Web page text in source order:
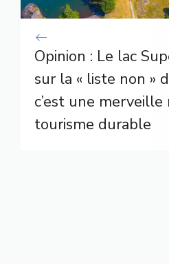
Opinion : Le lac
sur la « liste non »
c’est une
tourisme durable